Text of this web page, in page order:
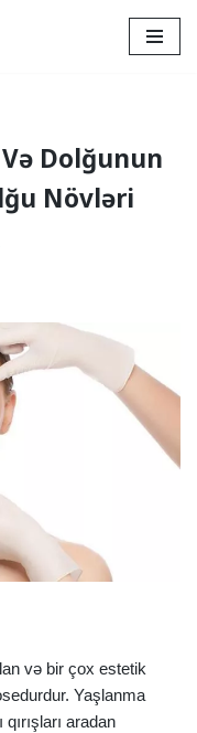
Dolğunun
Növləri
və bir çox estetik
Yaşlanma
aradan